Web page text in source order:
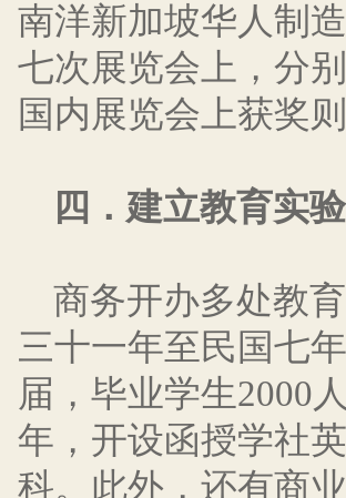
南洋新加坡华人制
七次展览会上，分
国内展览会上获奖
四．建立教育实
商务开办多处教
三十一年至民国七
届，毕业学生2000
年，开设函授学社
科。此外，还有商